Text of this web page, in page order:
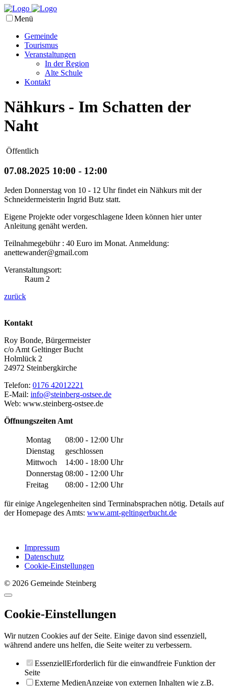
Menü
Gemeinde
Tourismus
Veranstaltungen
In der Region
Alte Schule
Kontakt
Nähkurs - Im Schatten der
Naht
Öffentlich
07.08.2025 10:00 - 12:00
Jeden Donnerstag von 10 - 12 Uhr findet ein Nähkurs mit der
Schneidermeisterin Ingrid Butz statt.
Eigene Projekte oder vorgeschlagene Ideen können hier unter
Anleitung genäht werden.
Teilnahmegebühr : 40 Euro im Monat. Anmeldung:
anettewander@gmail.com
Veranstaltungsort:
Raum 2
zurück
Kontakt
Roy Bonde, Bürgermeister
c/o Amt Geltinger Bucht
Holmlück 2
24972 Steinbergkirche
Telefon: 0176 42012221
E-Mail: info@steinberg-ostsee.de
Web: www.steinberg-ostsee.de
Öffnungszeiten Amt
Montag
08:00 - 12:00 Uhr
Dienstag
geschlossen
Mittwoch
14:00 - 18:00 Uhr
Donnerstag 08:00 - 12:00 Uhr
Freitag
08:00 - 12:00 Uhr
für einige Angelegenheiten sind Terminabsprachen nötig. Details auf
der Homepage des Amts: www.amt-geltingerbucht.de
Impressum
Datenschutz
Cookie-Einstellungen
© 2026 Gemeinde Steinberg
Cookie-Einstellungen
Wir nutzen Cookies auf der Seite. Einige davon sind essenziell,
während andere uns helfen, die Seite weiter zu verbessern.
EssenziellErforderlich für die einwandfreie Funktion der
Seite
Externe MedienAnzeige von externen Inhalten wie z.B.